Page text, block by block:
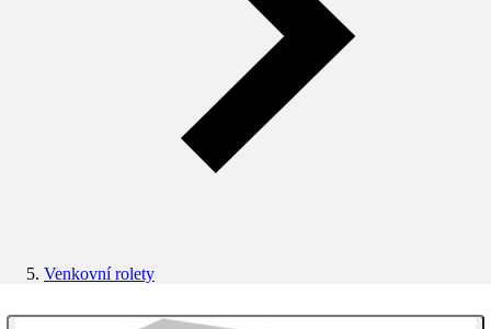
Venkovní rolety